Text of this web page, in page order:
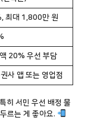
최대 1,800만 원
20% 우선 부담
사 앱 또는 영업점
히 서민 우선 배정 물
르는 게 좋아요.